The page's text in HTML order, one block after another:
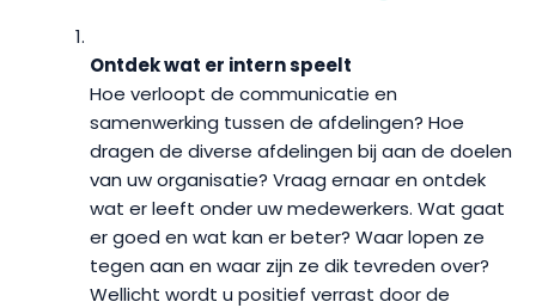
Ontdek wat er intern speelt
Hoe verloopt de communicatie en
samenwerking tussen de afdelingen? Hoe
dragen de diverse afdelingen bij aan de doelen
van uw organisatie? Vraag ernaar en ontdek
wat er leeft onder uw medewerkers. Wat gaat
er goed en wat kan er beter? Waar lopen ze
tegen aan en waar zijn ze dik tevreden over?
Wellicht wordt u positief verrast door de